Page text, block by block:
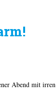
Abend mit irren